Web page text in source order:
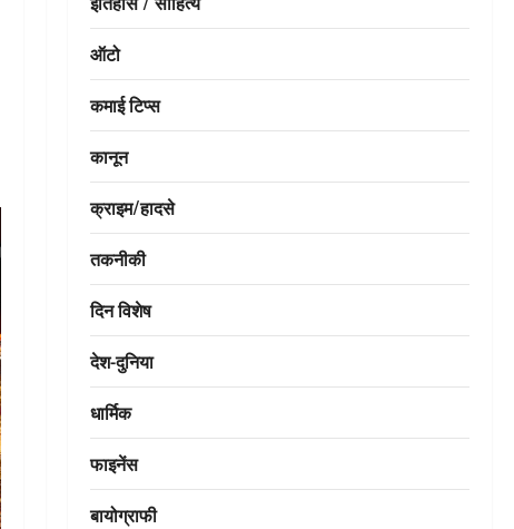
ऑटो
कमाई टिप्स
कानून
क्राइम/हादसे
तकनीकी
दिन विशेष
देश-दुनिया
धार्मिक
फाइनेंस
बायोग्राफी